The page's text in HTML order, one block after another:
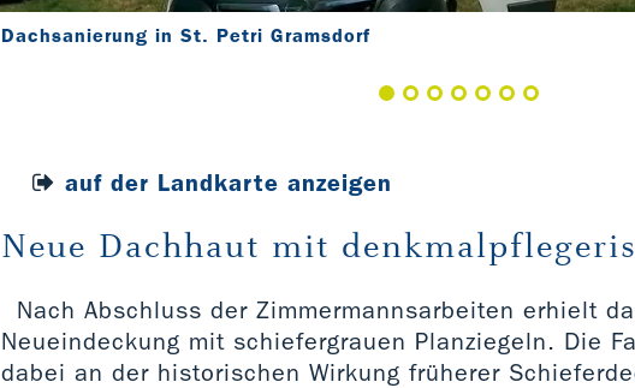
Dachsanierung in St. Petri Gramsdorf
auf der Landkarte anzeigen
Neue Dachhaut mit
Nach Abschluss der Zimmermannsarbeiten erhielt
Neueindeckung mit schiefergrauen Planziegeln. Die
dabei an der historischen Wirkung früherer